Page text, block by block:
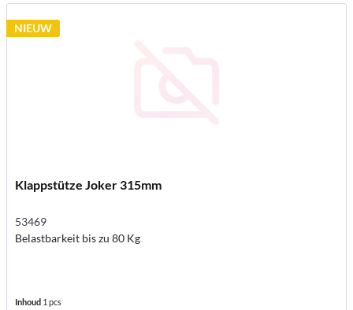
NIEUW
Klappstütze Joker 315mm
53469
Belastbarkeit bis zu 80 Kg
Inhoud 1 pcs